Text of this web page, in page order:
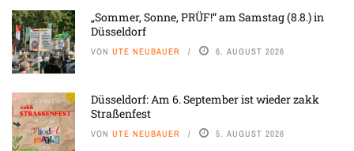
„Sommer, Sonne, PRÜF!“ am Samstag (8.8.) in
Düsseldorf
VON UTE NEUBAUER 6. AUGUST 2026
Düsseldorf: Am 6. September ist wieder zakk
Straßenfest
VON UTE NEUBAUER 5. AUGUST 2026